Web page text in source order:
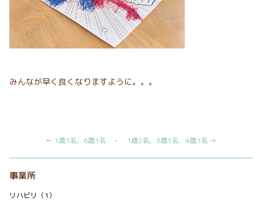
みんなが早く良くなりますように。。。
← 1歳1名、6歳1名 ・ 1歳2名、3歳1名、4歳1名 →
事業所
リハビリ（1）